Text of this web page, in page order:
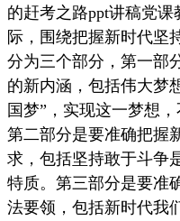
的赶考之路ppt讲稿党
际，围绕把握新时代坚
分为三个部分，第一部
的新内涵，包括伟大梦
国梦”，实现这一梦想
第二部分是要准确把握
求，包括坚持敢于斗争
特质。第三部分是要准
法要领，包括新时代我